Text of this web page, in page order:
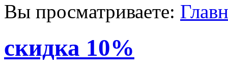
Вы просматриваете:
скидка 10%